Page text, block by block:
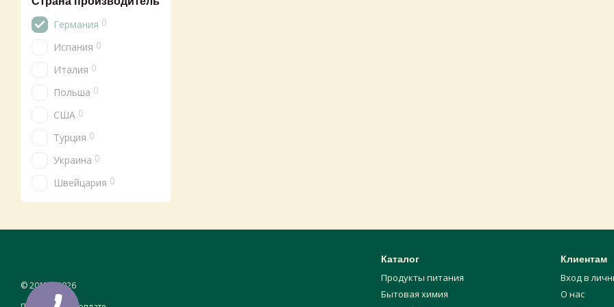
Германия 0
Испания 0
Италия 0
Польша 0
США 0
Турция 0
Украина 0
Швейцария 0
© 2017—2026
Каталог
Продукты питания
Бытовая химия
Клиентам
Вход в
О нас